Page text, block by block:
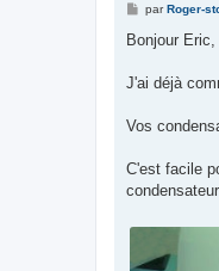
M
s
g
parRoger-
Bonjour Eric,
J'ai déjà
Vos
C'est facile